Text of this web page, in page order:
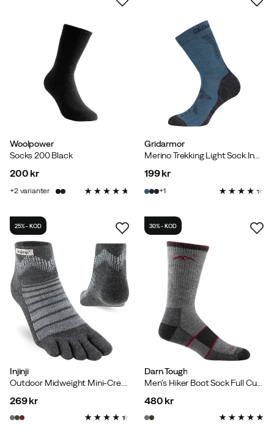
Woolpower
Socks 200 Black
price
200 kr
2 varianter
Gridarmor
Merino Trekking Light Sock Indian Teal
price
199 kr
1
Injinji
Outdoor Midweight Mini-Crew Wool Slate
25% - KOD
price
269 kr
Darn Tough
Men's Hiker Boot Sock Full Cushion Charcoal
30% - KOD
price
480 kr